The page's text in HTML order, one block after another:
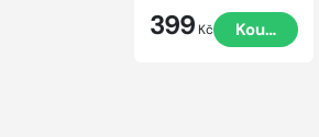
399 Kč Koupit